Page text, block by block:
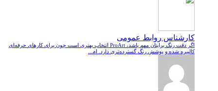
کارشناس روابط عمومی
اگر دقت رنگ برایتان مهم باشد، ProArt انتخاب بهتری است چون برای کارهای حرفه‌ای
کالیبره شده و پوشش رنگ گسترده‌تری دارد. ام...